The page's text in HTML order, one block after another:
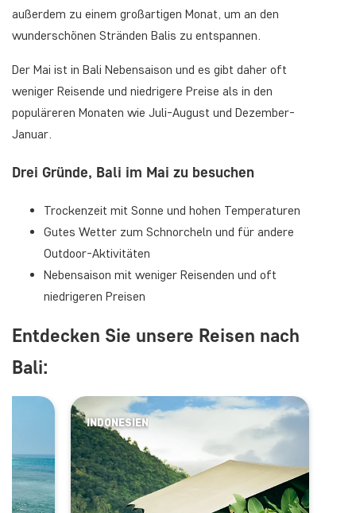
außerdem zu einem großartigen Monat, um an den
wunderschönen Stränden Balis zu entspannen.
Der Mai ist in Bali Nebensaison und es gibt daher oft
weniger Reisende und niedrigere Preise als in den
populäreren Monaten wie Juli-August und Dezember-
Januar.
Drei Gründe, Bali im Mai zu besuchen
Trockenzeit mit Sonne und hohen Temperaturen
Gutes Wetter zum Schnorcheln und für andere
Outdoor-Aktivitäten
Nebensaison mit weniger Reisenden und oft
niedrigeren Preisen
Entdecken Sie unsere Reisen nach
Bali:
INDONESIEN